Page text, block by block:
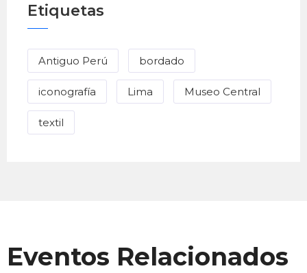
Etiquetas
Antiguo Perú bordado
iconografía Lima Museo Central
textil
Eventos Relacionados